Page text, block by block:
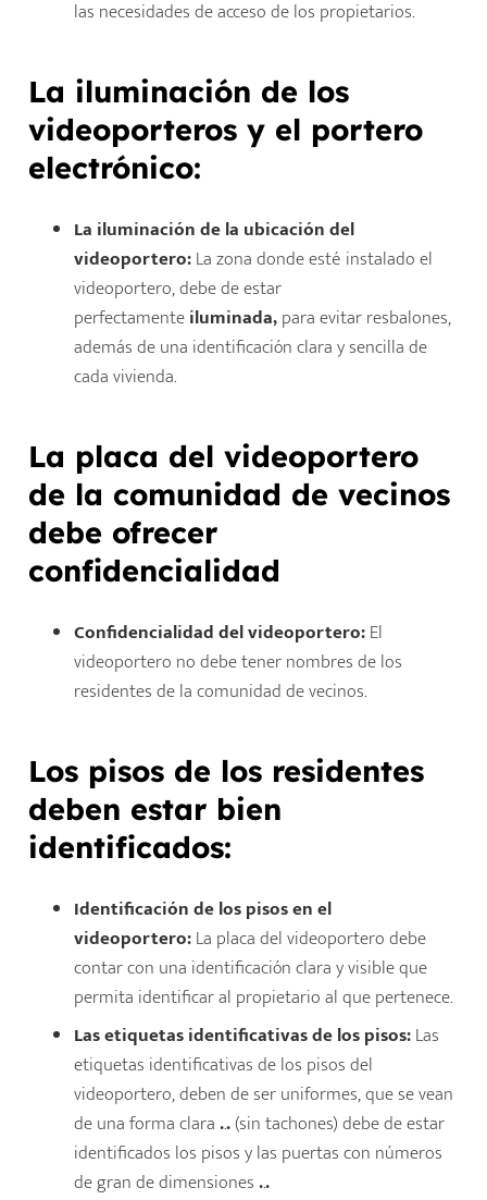
las necesidades de acceso de los propietarios.
La iluminación de los
videoporteros y el portero
electrónico:
La iluminación de la ubicación del
videoportero:La zona donde esté instalado el
videoportero, debe de estar
perfectamenteiluminada,para evitar resbalones,
además de una identificación clara y sencilla de
cada vivienda.
La placa del videoportero
de la comunidad de vecinos
debe ofrecer
confidencialidad
Confidencialidad del videoportero:El
videoportero no debe tener nombres de los
residentes de la comunidad de vecinos.
Los pisos de los residentes
deben estar bien
identificados:
Identificación de los pisos en el
videoportero:La placa del videoportero debe
contar con una identificación clara y visible que
permita identificar al propietario al que pertenece.
Las etiquetas identificativas de los pisos:Las
etiquetas identificativas de los pisos del
videoportero, deben de ser uniformes, que se vean
de una forma clara...(sin tachones) debe de estar
identificados los pisos y las puertas con números
de gran de dimensiones...